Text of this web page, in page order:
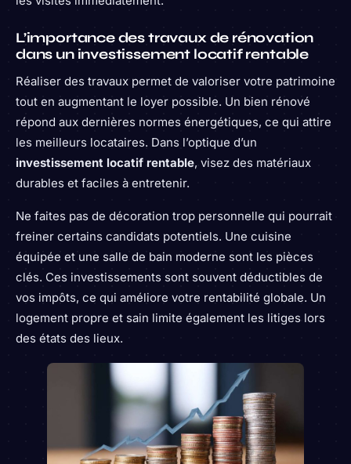
L’importance des travaux de rénovation
dans un investissement locatif rentable
Réaliser des travaux permet de valoriser votre patrimoine
tout en augmentant le loyer possible. Un bien rénové
répond aux dernières normes énergétiques, ce qui attire
les meilleurs locataires. Dans l’optique d’un
investissement locatif rentable, visez des matériaux
durables et faciles à entretenir.
Ne faites pas de décoration trop personnelle qui pourrait
freiner certains candidats potentiels. Une cuisine
équipée et une salle de bain moderne sont les pièces
clés. Ces investissements sont souvent déductibles de
vos impôts, ce qui améliore votre rentabilité globale. Un
logement propre et sain limite également les litiges lors
des états des lieux.